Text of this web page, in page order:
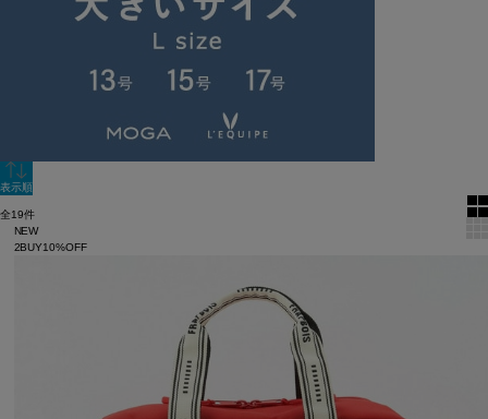
表示順
全19件
NEW
2BUY10%OFF